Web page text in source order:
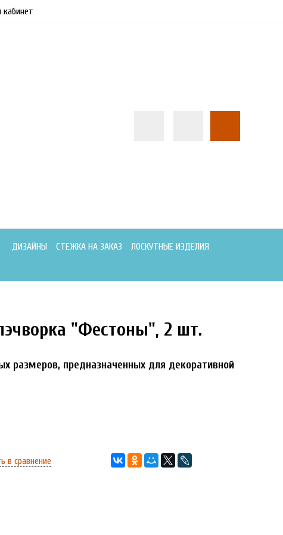
ДИЗАЙНЫ СТЕЖКА НА ЗАКАЗ
ЛОСКУТНЫЕ ИЗДЕЛИЯ
"Фестоны", 2 шт.
размеров, предназначенных для декоративной
в сравнение